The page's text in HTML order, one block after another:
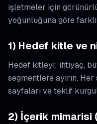
işletmeler için
yoğunluğuna göre
1) Hedef kitle ve
Hedef kitleyi; ihtiyaç,
segmentlere ayırın.
sayfaları ve teklif
2) İçerik mimarisi